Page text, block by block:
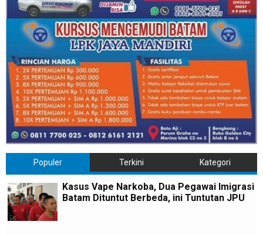
Populer Terkini Kategori
Kasus Vape Narkoba, Dua Pegawai Imigrasi
Batam Dituntut Berbeda, ini Tuntutan JPU